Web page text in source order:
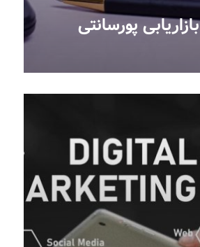
پورسانتی